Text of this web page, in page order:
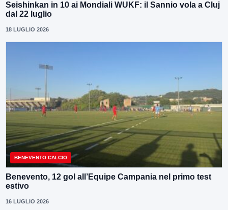
Seishinkan in 10 ai Mondiali WUKF: il Sannio vola a Cluj
dal 22 luglio
18 LUGLIO 2026
BENEVENTO CALCIO
Benevento, 12 gol all’Equipe Campania nel primo test
estivo
16 LUGLIO 2026